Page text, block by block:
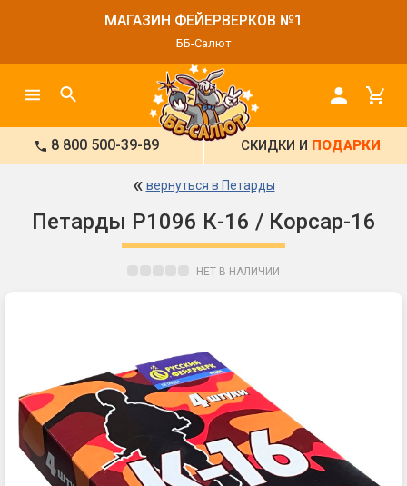
МАГАЗИН ФЕЙЕРВЕРКОВ №1
ББ-Салют
8 800 500-39-89 СКИДКИ И ПОДАРКИ
« вернуться в Петарды
Петарды Р1096 К-16 / Корсар-16
НЕТ В НАЛИЧИИ